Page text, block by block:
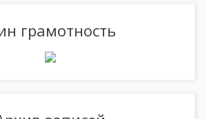
грамотность